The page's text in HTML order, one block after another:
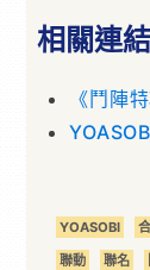
相關連結
《鬥陣
YOASOBI
聯動
聯名